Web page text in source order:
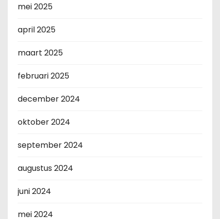
mei 2025
april 2025
maart 2025
februari 2025
december 2024
oktober 2024
september 2024
augustus 2024
juni 2024
mei 2024